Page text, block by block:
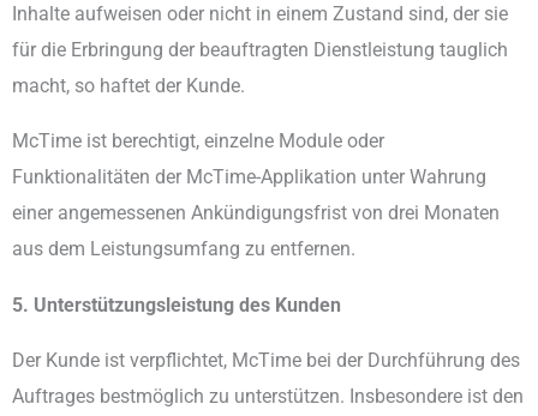
Inhalte aufweisen oder nicht in einem Zustand sind, der sie
für die Erbringung der beauftragten Dienstleistung tauglich
macht, so haftet der Kunde.
McTime ist berechtigt, einzelne Module oder
Funktionalitäten der McTime-Applikation unter Wahrung
einer angemessenen Ankündigungsfrist von drei Monaten
aus dem Leistungsumfang zu entfernen.
5. Unterstützungsleistung des Kunden
Der Kunde ist verpflichtet, McTime bei der Durchführung des
Auftrages bestmöglich zu unterstützen. Insbesondere ist den